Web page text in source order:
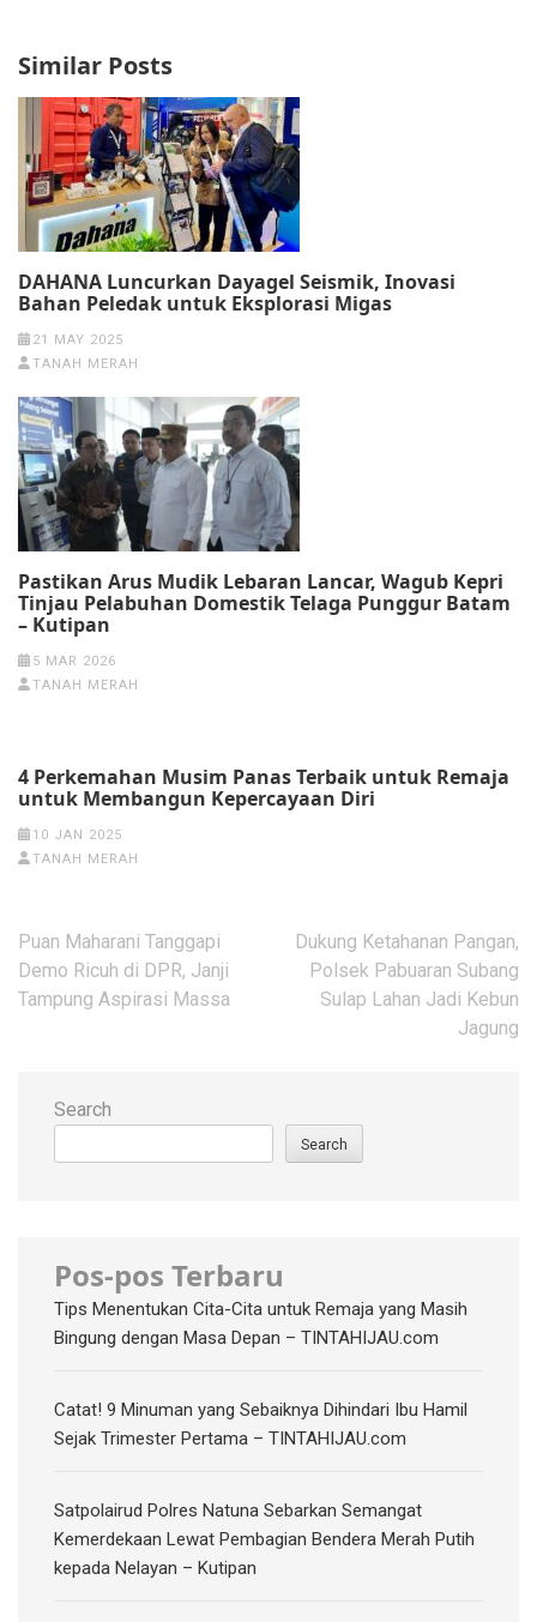
Similar Posts
DAHANA Luncurkan Dayagel Seismik, Inovasi
Bahan Peledak untuk Eksplorasi Migas
21 MAY 2025
TANAH MERAH
Pastikan Arus Mudik Lebaran Lancar, Wagub Kepri
Tinjau Pelabuhan Domestik Telaga Punggur Batam
– Kutipan
5 MAR 2026
TANAH MERAH
4 Perkemahan Musim Panas Terbaik untuk Remaja
untuk Membangun Kepercayaan Diri
10 JAN 2025
TANAH MERAH
Post
navigation
Puan Maharani Tanggapi
Demo Ricuh di DPR, Janji
Tampung Aspirasi Massa
Dukung Ketahanan Pangan,
Polsek Pabuaran Subang
Sulap Lahan Jadi Kebun
Jagung
Search
Search
Pos-pos Terbaru
Tips Menentukan Cita-Cita untuk Remaja yang Masih
Bingung dengan Masa Depan – TINTAHIJAU.com
Catat! 9 Minuman yang Sebaiknya Dihindari Ibu Hamil
Sejak Trimester Pertama – TINTAHIJAU.com
Satpolairud Polres Natuna Sebarkan Semangat
Kemerdekaan Lewat Pembagian Bendera Merah Putih
kepada Nelayan – Kutipan